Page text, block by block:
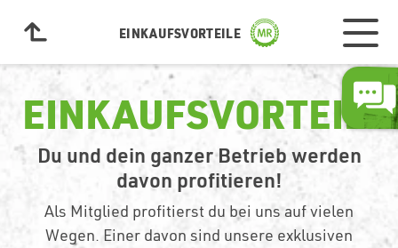
EINKAUFSVORTEILE
EINKAUFSVORTEILE
Du und dein ganzer Betrieb werden
davon profitieren!
Als Mitglied profitierst du bei uns auf vielen
Wegen. Einer davon sind unsere exklusiven